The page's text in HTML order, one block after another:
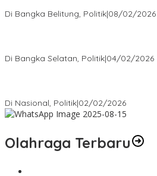
Di Bangka Belitung, Politik|08/02/2026
Di Bangka Selatan, Politik|04/02/2026
Di Nasional, Politik|02/02/2026
Olahraga Terbaru